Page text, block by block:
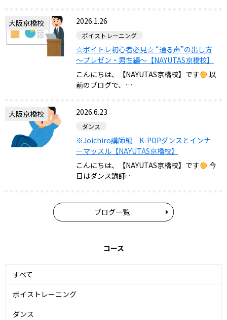
大阪京橋校 2026.1.26
ボイストレーニング
☆ボイトレ初心者必見☆ “通る声”の出し方
～プレゼン・男性編～【NAYUTAS京橋校】
こんにちは、【NAYUTAS京橋校】です
以
前のブログで、…
大阪京橋校 2026.6.23
ダンス
※Joichiro講師編 K-POPダンスとインナ
ーマッスル【NAYUTAS京橋校】
こんにちは、【NAYUTAS京橋校】です
今
日はダンス講師…
ブログ一覧
コース
すべて
ボイストレーニング
ダンス